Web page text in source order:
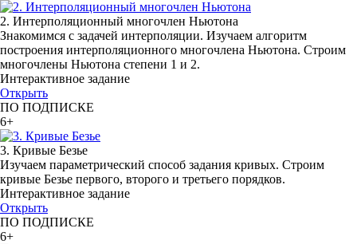
2. Интерполяционный многочлен Ньютона
Знакомимся с задачей интерполяции. Изучаем алгоритм
построения интерполяционного многочлена Ньютона. Строим
многочлены Ньютона степени 1 и 2.
Интерактивное задание
Открыть
ПО ПОДПИСКЕ
6+
3. Кривые Безье
Изучаем параметрический способ задания кривых. Строим
кривые Безье первого, второго и третьего порядков.
Интерактивное задание
Открыть
ПО ПОДПИСКЕ
6+